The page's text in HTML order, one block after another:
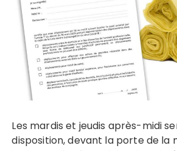
Les mardis et jeudis après-midi seront mis à
disposition, devant la porte de la